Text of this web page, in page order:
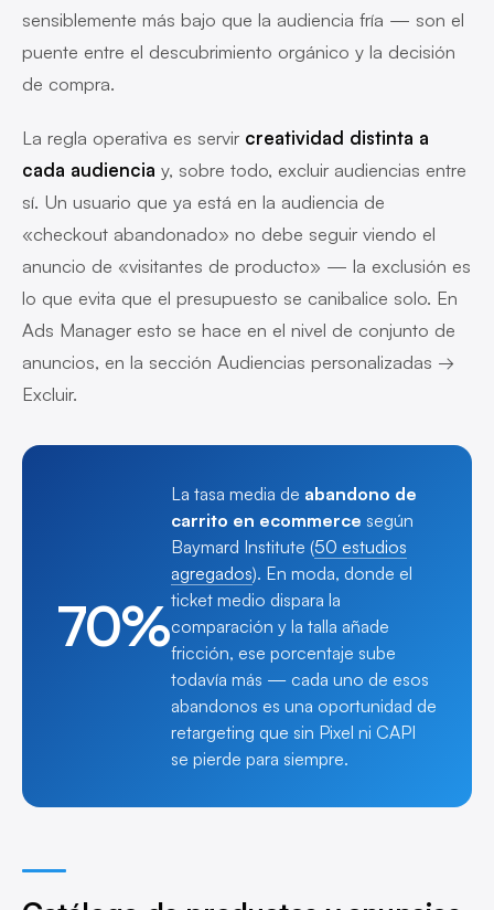
sensiblemente más bajo que la audiencia fría — son el
puente entre el descubrimiento orgánico y la decisión
de compra.
La regla operativa es servir creatividad distinta a
cada audiencia y, sobre todo, excluir audiencias entre
sí. Un usuario que ya está en la audiencia de
«checkout abandonado» no debe seguir viendo el
anuncio de «visitantes de producto» — la exclusión es
lo que evita que el presupuesto se canibalice solo. En
Ads Manager esto se hace en el nivel de conjunto de
anuncios, en la sección Audiencias personalizadas →
Excluir.
70%
La tasa media de abandono de
carrito en ecommerce según
Baymard Institute (50 estudios
agregados). En moda, donde el
ticket medio dispara la
comparación y la talla añade
fricción, ese porcentaje sube
todavía más — cada uno de esos
abandonos es una oportunidad de
retargeting que sin Pixel ni CAPI
se pierde para siempre.